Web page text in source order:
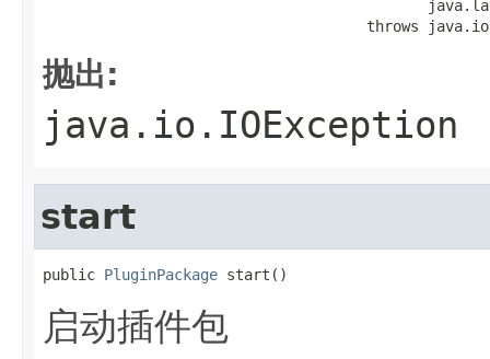
throws
抛出:
java.io.IOException
start
public PluginPackage start()
启动插件包